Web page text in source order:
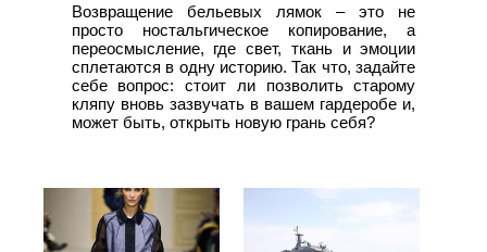
Возвращение бельевых лямок – это не
просто ностальгическое копирование, а
переосмысление, где свет, ткань и эмоции
сплетаются в одну историю. Так что, задайте
себе вопрос: стоит ли позволить старому
кляпу вновь зазвучать в вашем гардеробе и,
может быть, открыть новую грань себя?